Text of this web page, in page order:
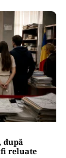
după
fi reluate